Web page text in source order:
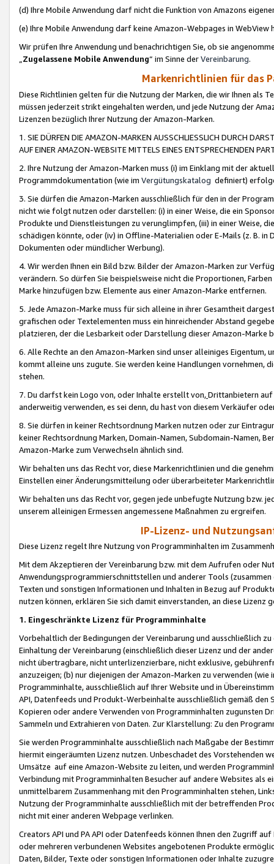
(d) Ihre Mobile Anwendung darf nicht die Funktion von Amazons
(e) Ihre Mobile Anwendung darf keine Amazon-Webpages in WebView
Wir prüfen Ihre Anwendung und benachrichtigen Sie, ob sie
„Zugelassene Mobile Anwendung“ im Sinne derVereinbarung.
Markenrichtlinien für das
Diese Richtlinien gelten für die Nutzung der Marken, die wir Ihnen als
müssen jederzeit strikt eingehalten werden, und jede Nutzung der
Lizenzen bezüglich Ihrer Nutzung der Amazon-Marken.
1. SIE DÜRFEN DIE AMAZON-MARKEN AUSSCHLIESSLICH DURCH
AUF EINER AMAZON-WEBSITE MITTELS EINES ENTSPRECHENDEN
2. Ihre Nutzung der Amazon-Marken muss (i) im Einklang mit der
Programmdokumentation (wie im Vergütungskatalog definiert)
3. Sie dürfen die Amazon-Marken ausschließlich für den in der
nicht wie folgt nutzen oder darstellen: (i) in einer Weise, die ein
Produkte und Dienstleistungen zu verunglimpfen, (iii) in einer Weise,
schädigen könnte, oder (iv) in Offline-Materialien oder E-Mails (z. B. in
Dokumenten oder mündlicher Werbung).
4. Wir werden Ihnen ein Bild bzw. Bilder der Amazon-Marken zur
verändern. So dürfen Sie beispielsweise nicht die Proportionen,
Marke hinzufügen bzw. Elemente aus einer Amazon-Marke entfernen.
5. Jede Amazon-Marke muss für sich alleine in ihrer Gesamtheit
grafischen oder Textelementen muss ein hinreichender Abstand
platzieren, der die Lesbarkeit oder Darstellung dieser Amazon-Marke
6. Alle Rechte an den Amazon-Marken sind unser alleiniges
kommt alleine uns zugute. Sie werden keine Handlungen vornehmen,
stehen.
7. Du darfst kein Logo von, oder Inhalte erstellt von,Drittanbietern auf
anderweitig verwenden, es sei denn, du hast von diesem Verkäufer
8. Sie dürfen in keiner Rechtsordnung Marken nutzen oder zur
keiner Rechtsordnung Marken, Domain-Namen, Subdomain-Namen,
Amazon-Marke zum Verwechseln ähnlich sind.
Wir behalten uns das Recht vor, diese Markenrichtlinien und die
Einstellen einer Änderungsmitteilung oder überarbeiteter
Wir behalten uns das Recht vor, gegen jede unbefugte Nutzung bzw.
unserem alleinigen Ermessen angemessene Maßnahmen zu ergreifen.
IP-Lizenz- und
Diese Lizenz regelt Ihre Nutzung von Programminhalten im
Mit dem Akzeptieren der Vereinbarung bzw. mit dem Aufrufen oder
Anwendungsprogrammierschnittstellen und anderer Tools (zusammen
Texten und sonstigen Informationen und Inhalten in Bezug auf
nutzen können, erklären Sie sich damit einverstanden, an diese Lizenz
1. Eingeschränkte Lizenz für Programminhalte
Vorbehaltlich der Bedingungen der Vereinbarung und ausschließlich
Einhaltung der Vereinbarung (einschließlich dieser Lizenz und der
nicht übertragbare, nicht unterlizenzierbare, nicht exklusive,
anzuzeigen; (b) nur diejenigen der Amazon-Marken zu verwenden
Programminhalte, ausschließlich auf Ihrer Website und in
API, Datenfeeds und Produkt-Werbeinhalte ausschließlich gemäß
Kopieren oder andere Verwenden von Programminhalten zugunsten
Sammeln und Extrahieren von Daten. Zur Klarstellung: Zu den
Sie werden Programminhalte ausschließlich nach Maßgabe der
hiermit eingeräumten Lizenz nutzen. Unbeschadet des Vorstehenden
Umsätze auf eine Amazon-Website zu leiten, und werden
Verbindung mit Programminhalten Besucher auf andere Websites als
unmittelbarem Zusammenhang mit den Programminhalten stehen,
Nutzung der Programminhalte ausschließlich mit der betreffenden
nicht mit einer anderen Webpage verlinken.
Creators API und PA API oder Datenfeeds können Ihnen den Zugriff
oder mehreren verbundenen Websites angebotenen Produkte
Daten, Bilder, Texte oder sonstigen Informationen oder Inhalte